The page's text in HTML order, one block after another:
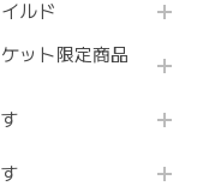
ルド
ット限定商品